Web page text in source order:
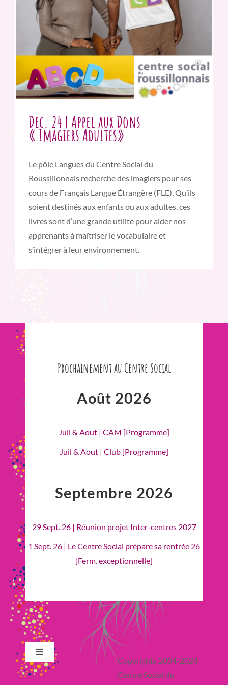
Dec. 24 | Appel aux Dons
« Imagiers Adultes»
Le pôle Langues du Centre Social du
Roussillonnais recherche des imagiers pour ses
cours de Français Langue Étrangère (FLE). Qu’ils
soient destinés aux enfants ou aux adultes, ces
livres sont d’une grande utilité pour aider nos
apprenants à maîtriser le vocabulaire et
s’intégrer à leur environnement.
Prochainement au Centre Social
Août 2026
Juil & Aout | CAM [Programme]
Juil & Aout | Club [Programme]
Septembre 2026
29 Sept. 26 | Réunion projet Inter-centres 2027
1 Sept. 26 | Le Centre Social prépare sa rentrée 26
[Ferm. exceptionnelle]
Toggle
Navigation
Retour en Haut
Copyrights 2004-2024
Centre Social du